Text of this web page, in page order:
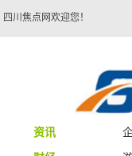
四川焦点网欢迎您！
资讯